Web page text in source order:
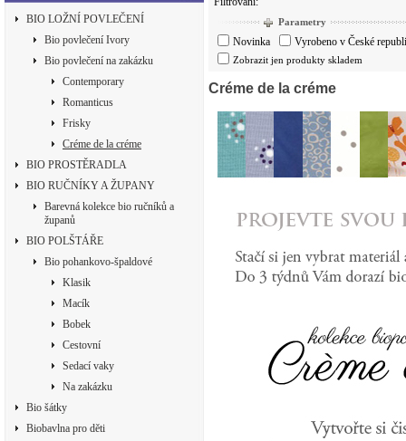
BIO LOŽNÍ POVLEČENÍ
Bio povlečení Ivory
Bio povlečení na zakázku
Contemporary
Romanticus
Frisky
Créme de la créme
BIO PROSTĚRADLA
BIO RUČNÍKY A ŽUPANY
Barevná kolekce bio ručníků a
županů
BIO POLŠTÁŘE
Bio pohankovo-špaldové
Klasik
Macík
Bobek
Cestovní
Sedací vaky
Na zakázku
Bio šátky
Biobavlna pro děti
Parametry
Novinka Vyrobeno v České
Zobrazit jen produkty skladem
Créme de la créme